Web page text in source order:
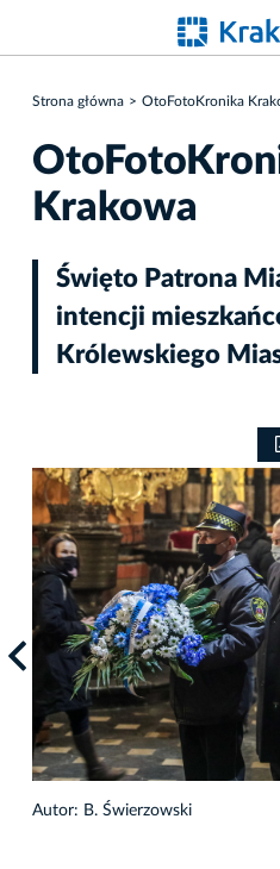
Strona główna OtoFotoKronika
Krakowa
Święto Patrona
intencji
Królewskiego
Autor: B. Świerzowski